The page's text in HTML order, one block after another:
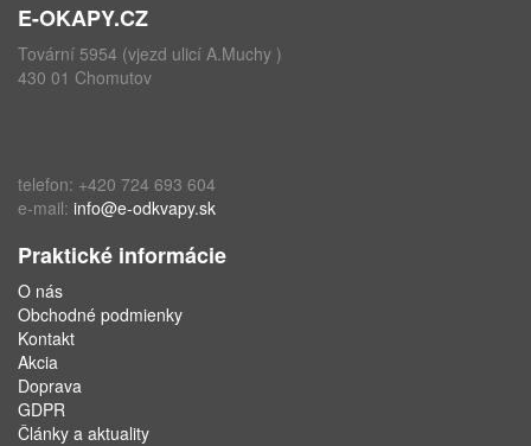
E-OKAPY.CZ
Tovární 5954 (vjezd ulicí A.Muchy )
430 01 Chomutov
telefon: +420 724 693 604
e-mail: info@e-odkvapy.sk
Praktické informácie
O nás
Obchodné podmienky
Kontakt
Akcia
Doprava
GDPR
Články a aktuality